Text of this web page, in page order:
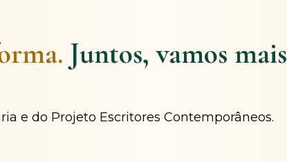
Juntos, vamos mais
e do Projeto Escritores Contemporâneos.